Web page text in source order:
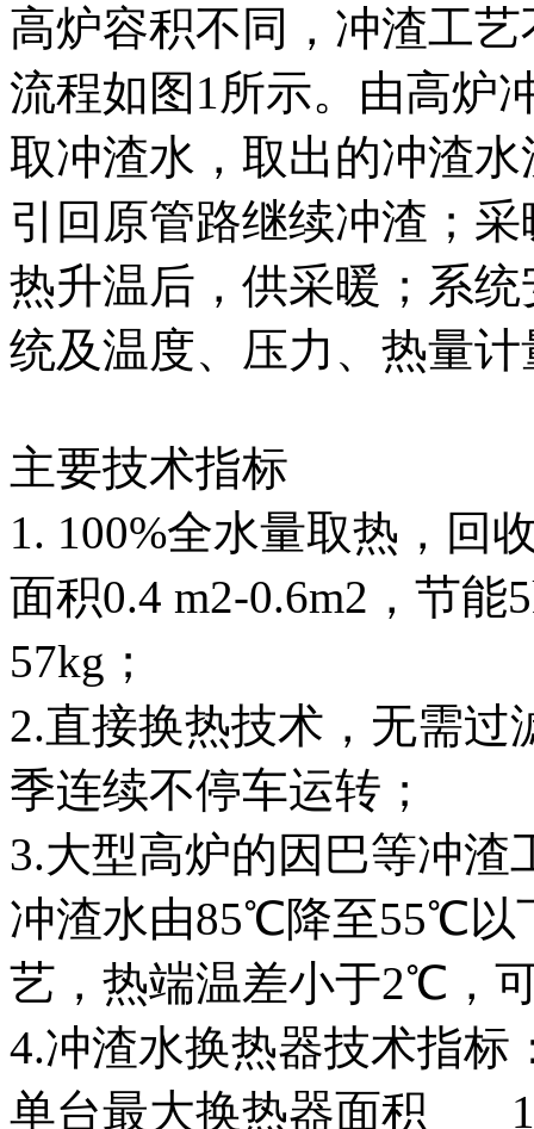
高炉容积不同，冲渣工
流程如图1所示。由高炉
取冲渣水，取出的冲渣
引回原管路继续冲渣；
热升温后，供采暖；系
统及温度、压力、热量
主要技术指标
1. 100%全水量取热，回
面积0.4 m2-0.6m2，节能
57kg；
2.直接换热技术，无需
季连续不停车运转；
3.大型高炉的因巴等冲
冲渣水由85℃降至55℃以
艺，热端温差小于2℃，
4.冲渣水换热器技术指标
单台最大换热器面积